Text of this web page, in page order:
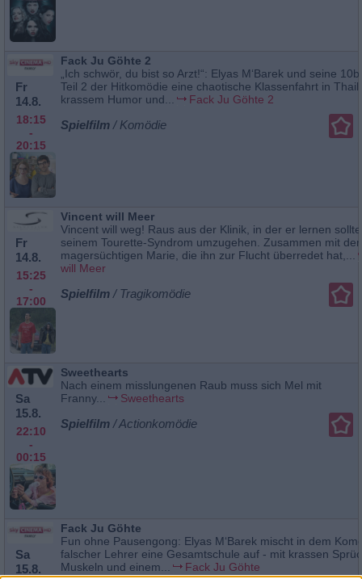
Fr
14.8.
18:15
-
20:15
Fack Ju Göhte 2
„Ich schwör, du bist so Arzt!“: Elyas M‘Barek und seine
Teil 2 der Hitkomödie eine chaotische Klassenfahrt in
krassem Humor und...
Fack Ju Göhte 2
Spielfilm / Komödie
Fr
14.8.
15:25
-
17:00
Vincent will Meer
Vincent will weg! Raus aus der Klinik, in der er lernen
seinem Tourette-Syndrom umzugehen. Zusammen mit der
magersüchtigen Marie, die ihn zur Flucht überredet hat,...
will Meer
Spielfilm / Tragikomödie
Sa
15.8.
22:10
-
00:15
Sweethearts
Nach einem misslungenen Raub muss sich Mel mit
Franny...
Sweethearts
Spielfilm / Actionkomödie
Sa
15.8.
Fack Ju Göhte
Fun ohne Pausengong: Elyas M‘Barek mischt in dem
falscher Lehrer eine Gesamtschule auf - mit krassen
Muskeln und einem...
Fack Ju Göhte